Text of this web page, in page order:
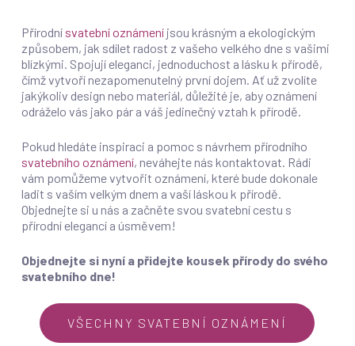
Přírodní svatební oznámeníjsou krásným a ekologickým
způsobem, jak sdílet radost z vašeho velkého dne s vašimi
blízkými. Spojují eleganci, jednoduchost a lásku k přírodě,
čímž vytvoří nezapomenutelný první dojem. Ať už zvolíte
jakýkoliv design nebo materiál, důležité je, aby oznámení
odráželo vás jako pár a váš jedinečný vztah k přírodě.
Pokud hledáte inspiraci a pomoc s návrhem přírodního
svatebního oznámení, neváhejte nás kontaktovat. Rádi
vám pomůžeme vytvořit oznámení, které bude dokonale
ladit s vaším velkým dnem a vaší láskou k přírodě.
Objednejte si u nás a začněte svou svatební cestu s
přírodní elegancí a úsměvem!
Objednejte si nyní a přidejte kousek přírody do svého
svatebního dne!
VŠECHNY SVATEBNÍ OZNÁMENÍ